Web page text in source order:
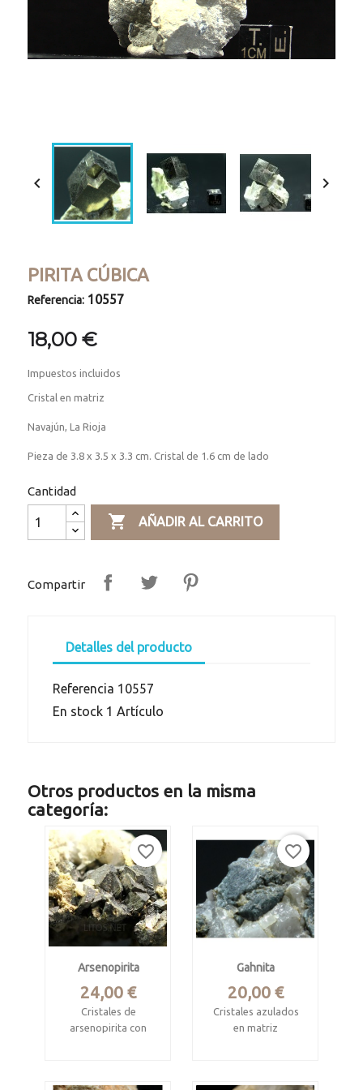
 
PIRITA CÚBICA
Referencia: 10557
18,00 €
Impuestos incluidos
Cristal en matriz
Navajún, La Rioja
Pieza de 3.8 x 3.5 x 3.3 cm. Cristal de 1.6 cm de lado
Cantidad
 AÑADIR AL CARRITO
Compartir
Detalles del producto
Referencia 10557
En stock 1 Artículo
Otros productos en la misma
categoría:
Arsenopirita
Precio
24,00 €
Cristales de
arsenopirita con
favorite_border
Gahnita
Precio
20,00 €
Cristales azulados
en matriz
favorite_border